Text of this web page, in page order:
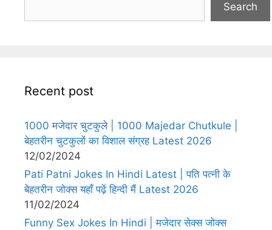
Search
Recent post
1000 मजेदार चुटकुले | 1000 Majedar Chutkule |
बेहतरीन चुटकुलों का विशाल संग्रह Latest 2026
12/02/2024
Pati Patni Jokes In Hindi Latest | पति पत्नी के
बेहतरीन जोक्स यहाँ पढ़ें हिन्दी मैं Latest 2026
11/02/2024
Funny Sex Jokes In Hindi | मजेदार सेक्स जोक्स